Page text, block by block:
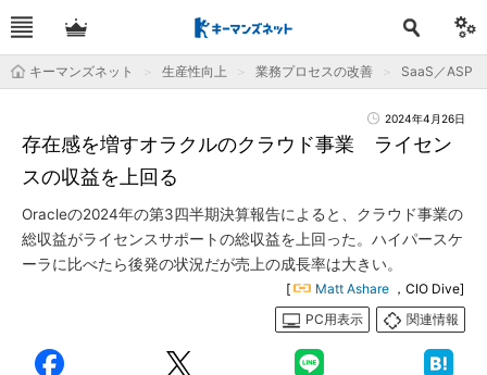
キーマンズネット 生産性向上 業務プロセスの改善 SaaS／ASP
2024年4月26日
存在感を増すオラクルのクラウド事業 ライセン
スの収益を上回る
Oracleの2024年の第3四半期決算報告によると、クラウド事業の
総収益がライセンスサポートの総収益を上回った。ハイパースケ
ーラに比べたら後発の状況だが売上の成長率は大きい。
[ Matt Ashare ，CIO Dive]
PC用表示
関連情報